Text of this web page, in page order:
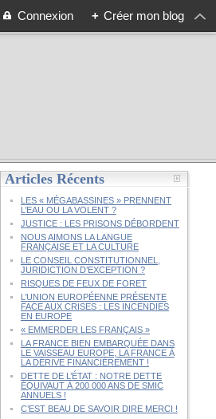
Connexion + Créer mon blog
Articles Récents
LES « MÉGABASSINES » PRENNENT
L’EAU OU LA VOLENT ?
JUSTICE : LES PRISONS DÉBORDENT
NOUS AIMONS LA LANGUE
FRANÇAISE ET LA CULTURE
LE CONSEIL CONSTITUTIONNEL,
JURIDICTION D’EXCEPTION ?
RISQUES DE FEUX DE FORET
L’UNION EUROPÉENNE PRÉSENTE
FACE AUX CRISES : LES INCENDIES
EN EUROPE
« EMMERDER LES FRANÇAIS »
LA FRANCE BIEN EMBARQUÉE DANS
LE VAISSEAU EUROPE, LA FRANCE À
LA DÉRIVE FINANCIÈREMENT !
DETTE DE L’ÉTAT : NOTRE DETTE
ÉQUIVAUT À 200 000 ANS DE SMIC
ANNUELS !
C’EST BEAU DE SAVOIR DIRE MERCI !